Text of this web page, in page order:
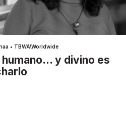
• TBWA\Worldwide
humano… y divino es